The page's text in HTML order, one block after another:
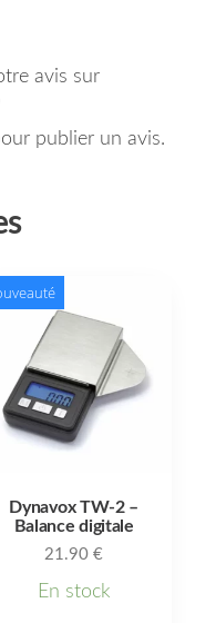
avis sur
publier un avis.
Dynavox TW-2 –
Balance digitale
21.90€
En stock